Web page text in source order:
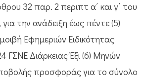
32 παρ. 2 περιπτ α΄ και γ΄ του
την ανάδειξη έως πέντε (5)
Εφημεριών Ειδικότητας
ΓΣΝΕ Διάρκειας Έξι (6) Μηνών
προσφοράς για το σύνολο